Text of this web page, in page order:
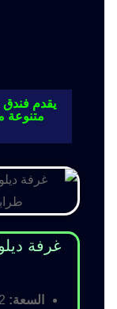
يقدم
متنوعة
السعة: